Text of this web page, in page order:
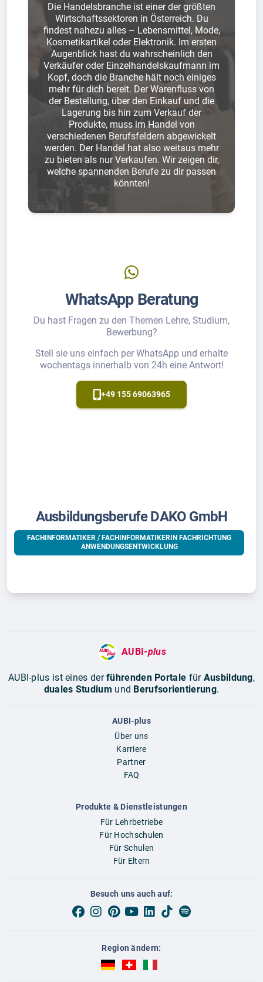
Die Handelsbranche ist einer der größten
Wirtschaftssektoren in Österreich. Du
findest nahezu alles – Lebensmittel, Mode,
Kosmetikartikel oder Elektronik. Im ersten
Augenblick hast du wahrscheinlich den
Verkäufer oder Einzelhandelskaufmann im
Kopf, doch die Branche hält noch einiges
mehr für dich bereit. Der Warenfluss von
der Bestellung, über den Einkauf und die
Lagerung bis hin zum Verkauf der
Produkte, muss im Handel von
verschiedenen Berufsfeldern abgewickelt
werden. Der Handel hat also weitaus mehr
zu bieten als nur Verkaufen. Wir zeigen dir,
welche spannenden Berufe zu dir passen
könnten!
WhatsApp Beratung
Du hast Fragen zu den Themen Lehre, Studium,
Bewerbung?
Stell sie uns einfach per WhatsApp und erhalte
wochentags innerhalb von 24h eine Antwort!
+49 155 69063965
Ausbildungsberufe DAKO GmbH
FACHINFORMATIKER / FACHINFORMATIKERIN FACHRICHTUNG
ANWENDUNGSENTWICKLUNG
AUBI-plus
AUBI-plus ist eines derführenden Portale für Ausbildung,
duales Studium und Berufsorientierung.
AUBI-plus
Über uns
Karriere
Partner
FAQ
Produkte & Dienstleistungen
Für Lehrbetriebe
Für Hochschulen
Für Schulen
Für Eltern
Besuch uns auch auf:
Region ändern:
AUBI-plus Deutschland (deutsch)
AUBI-plus Schweiz (deutsch)
AUBI-plus Italien (deutsch)